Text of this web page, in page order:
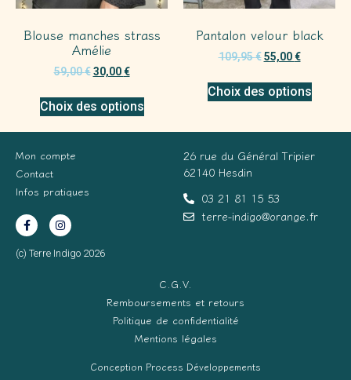
Blouse manches strass
Amélie
59,00€ 30,00€
Choix des options
Pantalon velour black
109,95€ 55,00€
Choix des options
Mon compte
Contact
Infos pratiques
(c) Terre Indigo 2026
26 rue du Général Tripier
62140 Hesdin
03 21 81 15 53
terre-indigo@orange.fr
C.G.V.
Remboursements et retours
Politique de confidentialité
Mentions légales
Conception Process Développements